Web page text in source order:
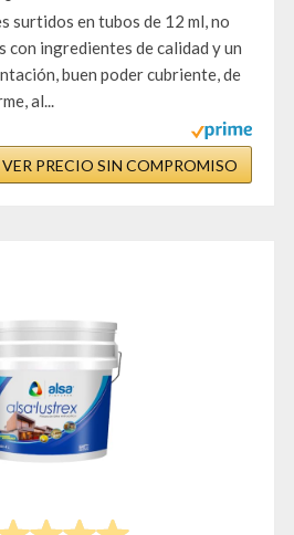
surtidos en tubos de 12 ml, no
con ingredientes de calidad y un
buen poder cubriente, de
al...
VER PRECIO SIN COMPROMISO